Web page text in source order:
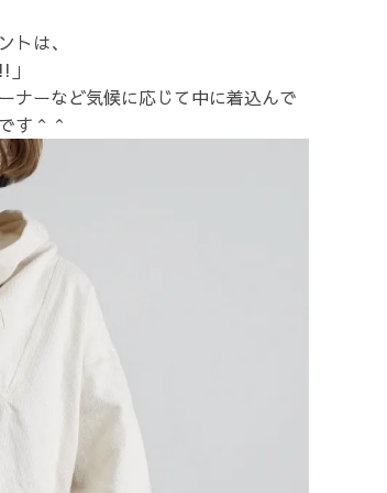
は、
ナーなど気候に応じて中に着込んで
す＾＾